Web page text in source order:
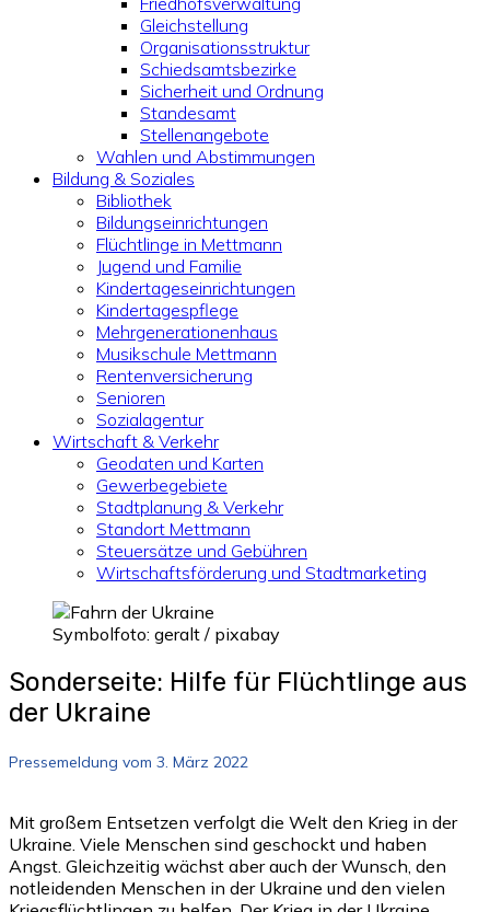
Gleichstellung
Organisationsstruktur
Schiedsamtsbezirke
Sicherheit und Ordnung
Standesamt
Stellenangebote
Wahlen und Abstimmungen
Bildung & Soziales
Bibliothek
Bildungseinrichtungen
Flüchtlinge in Mettmann
Jugend und Familie
Kindertageseinrichtungen
Kindertagespflege
Mehrgenerationenhaus
Musikschule Mettmann
Rentenversicherung
Senioren
Sozialagentur
Wirtschaft & Verkehr
Geodaten und Karten
Gewerbegebiete
Stadtplanung & Verkehr
Standort Mettmann
Steuersätze und Gebühren
Wirtschaftsförderung und Stadtmarketing
Symbolfoto: geralt / pixabay
Sonderseite: Hilfe für Flüchtlinge aus
der Ukraine
Pressemeldung vom 3. März 2022
Mit großem Entsetzen verfolgt die Welt den Krieg in der
Ukraine. Viele Menschen sind geschockt und haben
Angst. Gleichzeitig wächst aber auch der Wunsch, den
notleidenden Menschen in der Ukraine und den vielen